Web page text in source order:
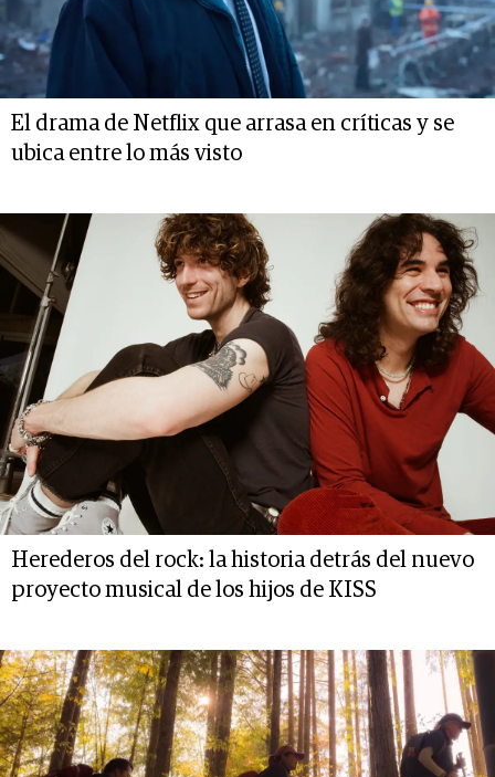
El drama de Netflix que arrasa en críticas y se
ubica entre lo más visto
Herederos del rock: la historia detrás del nuevo
proyecto musical de los hijos de KISS